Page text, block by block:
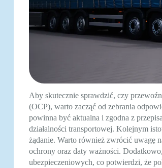
Aby skutecznie sprawdzić, czy
(OCP), warto zacząć od zebrania
powinna być aktualna i zgodna z
działalności transportowej. Kolejnym
żądanie. Warto również zwrócić uwagę
ochrony oraz daty ważności.
ubezpieczeniowych, co potwierdzi, że